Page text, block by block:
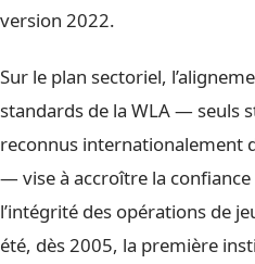
version 2022.
Sur le plan sectoriel,
standards de la WLA — seuls
reconnus internationalement
— vise à accroître la
l’intégrité des opérations de
été, dès 2005, la première